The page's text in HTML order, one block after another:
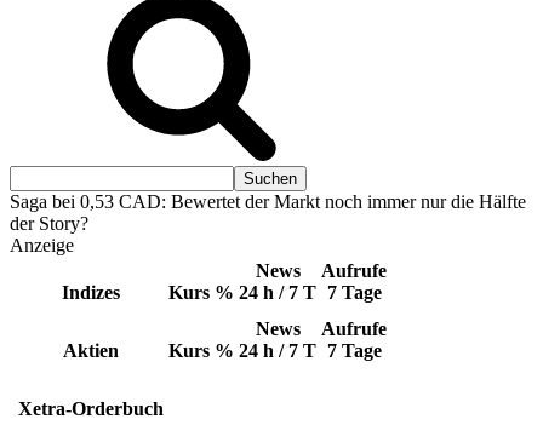
Saga bei 0,53 CAD: Bewertet der Markt noch immer nur die Hälfte
der Story?
Anzeige
Indizes Kurs %
News
24 h / 7 T
Aufrufe
7 Tage
Aktien Kurs %
News
24 h / 7 T
Aufrufe
7 Tage
Xetra-Orderbuch